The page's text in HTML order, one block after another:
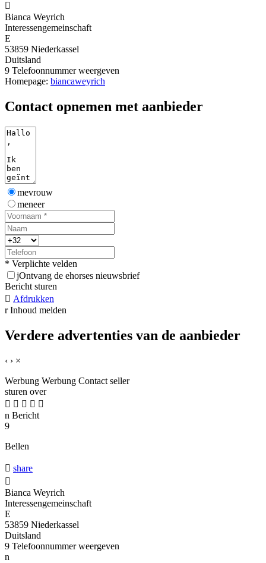

Bianca Weyrich
Interessengemeinschaft
E
53859 Niederkassel
Duitsland
9 Telefoonnummer weergeven
Homepage: biancaweyrich
Contact opnemen met aanbieder
mevrouw
meneer
* Verplichte velden
jOntvang de ehorses nieuwsbrief
Bericht sturen
 Afdrukken
r Inhoud melden
Verdere advertenties van de aanbieder
‹ › ×
Werbung Werbung Contact seller
sturen over
    
n Bericht
9
Bellen
 share

Bianca Weyrich
Interessengemeinschaft
E
53859 Niederkassel
Duitsland
9 Telefoonnummer weergeven
n